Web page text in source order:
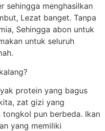
sehingga menghasilkan
Lezat banget. Tanpa
Sehingga abon untuk
untuk seluruh
protein yang bagus
zat gizi yang
pun berbeda. Ikan
yang memiliki